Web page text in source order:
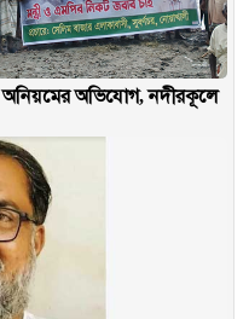
অনিয়মের অভিযোগ, নদীরকূলে